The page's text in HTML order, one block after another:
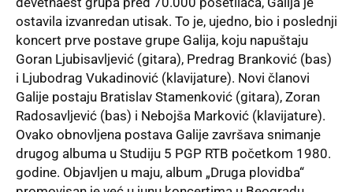
ostavila izvanredan utisak. To je, ujedno, bio i poslednji
koncert prve postave grupe Galija, koju napuštaju
Goran Ljubisavljević (gitara), Predrag Branković (bas)
i Ljubodrag Vukadinović (klavijature). Novi članovi
Galije postaju Bratislav Stamenković (gitara), Zoran
Radosavljević (bas) i Nebojša Marković (klavijature).
Ovako obnovljena postava Galije završava snimanje
drugog albuma u Studiju 5 PGP RTB početkom 1980.
godine. Objavljen u maju, album „Druga plovidba“